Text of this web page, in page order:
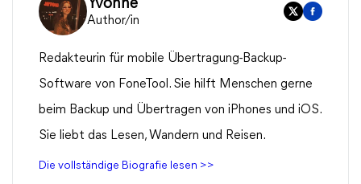
Yvonne
Author/in
Redakteurin für mobile Übertragung-Backup-
Software von FoneTool. Sie hilft Menschen gerne
beim Backup und Übertragen von iPhones und iOS.
Sie liebt das Lesen, Wandern und Reisen.
Die vollständige Biografie lesen >>